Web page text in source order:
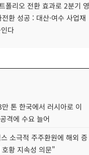
폴리오 전환 효과로 2분기 영
환 성공 : 대산·여수 사업재
다
톤 한국에서 러시아로 이
격에 수요 늘어
소극적 주주환원에 해외 증
황 지속성 의문"